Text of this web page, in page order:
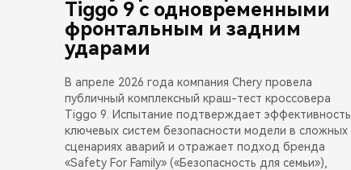
Tiggo 9 с одновременными
фронтальным и задним
ударами
В апреле 2026 года компания Chery провела
публичный комплексный краш-тест кроссовера
Tiggo 9. Испытание подтверждает эффективность
ключевых систем безопасности модели в сложных
сценариях аварий и отражает подход бренда
«Safety For Family» («Безопасность для семьи»),